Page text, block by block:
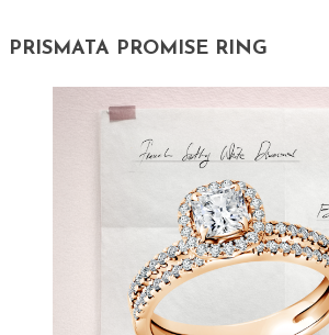
PRISMATA PROMISE RING